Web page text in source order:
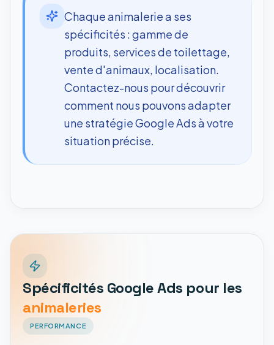
Chaque animalerie a ses
spécificités : gamme de
produits, services de toilettage,
vente d'animaux, localisation.
Contactez-nous pour découvrir
comment nous pouvons adapter
une stratégie Google Ads à votre
situation précise.
Spécificités Google Ads pour les
animaleries
PERFORMANCE